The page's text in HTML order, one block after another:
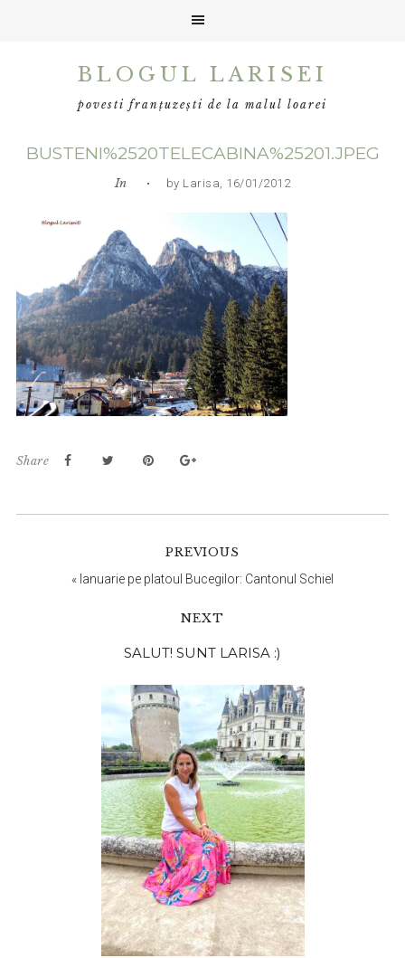
BLOGUL LARISEI
povesti franțuzești de la malul loarei
BUSTENI%2520TELECABINA%25201.JPEG
In • by Larisa, 16/01/2012
Share
PREVIOUS
« Ianuarie pe platoul Bucegilor: Cantonul Schiel
NEXT
principală
SALUT! SUNT LARISA :)